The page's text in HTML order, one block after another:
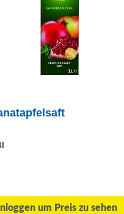
um Preis zu sehen